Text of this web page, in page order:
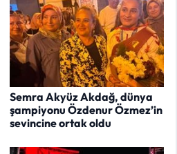
Semra Akyüz Akdağ, dünya
şampiyonu Özdenur Özmez’in
sevincine ortak oldu